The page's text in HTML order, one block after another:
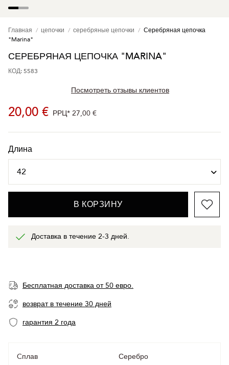
Главная цепочки серебряные цепочки
Серебряная цепочка
"Marina"
СЕРЕБРЯНАЯ ЦЕПОЧКА "MARINA"
КОД: 5583
Посмотреть отзывы клиентов
20,00 € РРЦ* 27,00 €
Длина
В КОРЗИНУ
Доставка в течение 2-3 дней.
Бесплатная доставка от 50 евро.
возврат в течение 30 дней
гарантия 2 года
Cплав
Серебро